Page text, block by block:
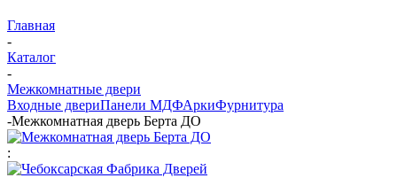
Главная
-
Каталог
-
Межкомнатные двери
Входные двериПанели МДФАркиФурнитура
-Межкомнатная дверь Берта ДО
: